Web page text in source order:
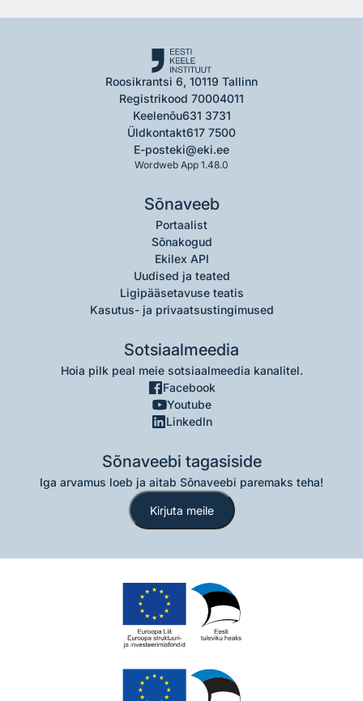
Roosikrantsi 6, 10119 Tallinn
Registrikood 70004011
Keelenõu631 3731
Üldkontakt617 7500
E-posteki@eki.ee
Wordweb App 1.48.0
Sõnaveeb
Portaalist
Sõnakogud
Ekilex API
Uudised ja teated
Ligipääsetavuse teatis
Kasutus- ja privaatsustingimused
Sotsiaalmeedia
Hoia pilk peal meie sotsiaalmeedia kanalitel.
Facebook
Youtube
LinkedIn
Sõnaveebi tagasiside
Iga arvamus loeb ja aitab Sõnaveebi paremaks teha!
Kirjuta meile